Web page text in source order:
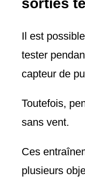
Il est
tester
capteur de
Toutefois,
sans vent.
Ces
plusieurs